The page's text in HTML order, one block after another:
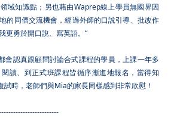
域知識點；另也藉由Waprep線上學員無國界因
的同儕交流機會，經過外師的口說引導、批改作
更勇於開口說、寫英語。“
會認真跟顧問討論合式課程的學員，上課一年多
讀、到正式班課程皆循序漸進地報名，當得知
時，老師們與Mia的家長同樣感到非常欣慰！